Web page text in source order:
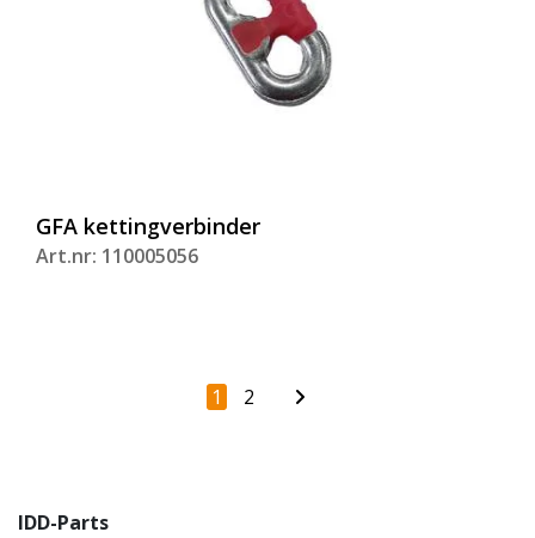
GFA kettingverbinder
Art.nr: 110005056
1 2
IDD-Parts